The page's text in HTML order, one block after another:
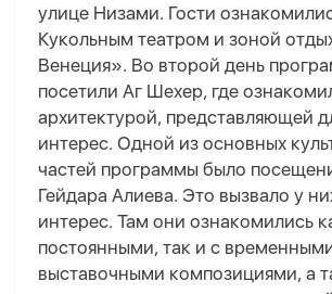
улице Низами. Гости
Кукольным театром и зоной
Венеция». Во второй день
посетили Аг Шехер, где
архитектурой, представляющей
интерес. Одной из основных
частей программы было
Гейдара Алиева. Это вызвало у
интерес. Там они ознакомились
постоянными, так и с
выставочными композициями, а